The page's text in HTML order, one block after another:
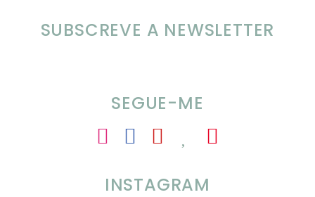
SOMP (SOP): 5 Ideias de Pequenos
SUBSCREVE A NEWSLETTER
SEGUE-ME
INSTAGRAM